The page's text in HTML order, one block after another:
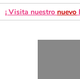
¡ Visita nuestro nuevo